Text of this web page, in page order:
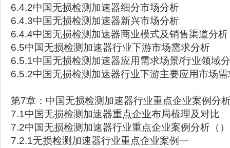
6.4.2中国无损检测加速器细分市场分析
6.4.3中国无损检测加速器新兴市场分析
6.4.4中国无损检测加速器商业模式及销售渠道分析
6.5中国无损检测加速器行业下游市场需求分析
6.5.1中国无损检测加速器应用需求场景/行业领域
6.5.2中国无损检测加速器行业下游主要应用市场
第7章：中国无损检测加速器行业重点企业案例分
7.1中国无损检测加速器重点企业布局梳理及对比
7.2中国无损检测加速器行业重点企业案例分析（）
7.2.1无损检测加速器行业重点企业案例一